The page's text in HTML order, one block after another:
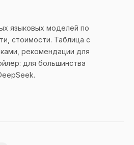
языковых моделей по
стоимости. Таблица с
рекомендации для
для большинства